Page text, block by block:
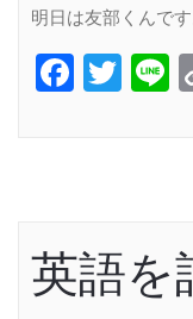
明日は友部くんです
英語を